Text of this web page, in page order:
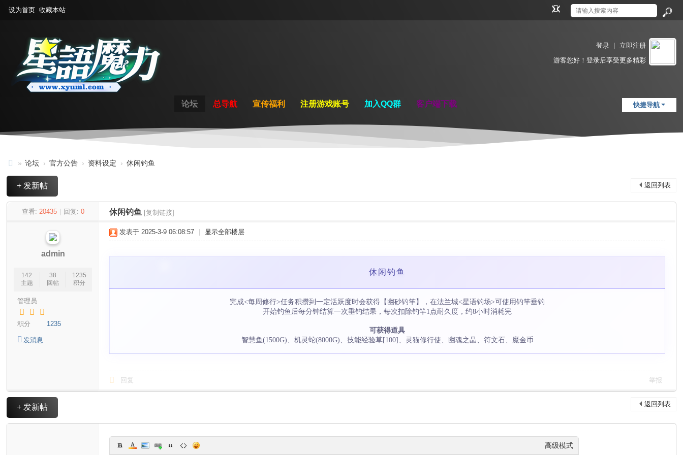
设为首页 收藏本站
索
版
登录
立即注册
游客您好！登录后享受更多精彩
快捷导航
论坛 总导航 宣传福利 注册游戏账号 加入QQ群 客户端下载
星
语
» 论坛 › 官方公告 › 资料设定 › 休闲钓鱼
返回列表
+ 发新帖
查看: 20435 回复: 0 休闲钓鱼 [复制链接]
admin
142
主题
38
回帖
1235
积分
管理员
积分 1235
发消息
发表于 2025-3-9 06:08:57 显示全部楼层
休闲钓鱼
完成<每周修行>任务积攒到一定活跃度时会获得【幽砂钓竿】，在法兰城<星语钓场>可使用钓竿垂钓
开始钓鱼后每分钟结算一次垂钓结果，每次扣除钓竿1点耐久度，约8小时消耗完
可获得道具
智慧鱼(1500G)、机灵蛇(8000G)、技能经验草[100]、灵猫修行使、幽魂之晶、符文石、魔金币
回复 举报
返回列表
+ 发新帖
高级模式